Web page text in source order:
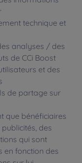
technique et
analyses / des
de CCi Boost
et des
de partage sur
que bénéficiaires
des
qui sont
en fonction des